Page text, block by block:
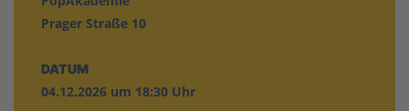
Prager Straße 10
DATUM
04.12.2026 um 18:30 Uhr